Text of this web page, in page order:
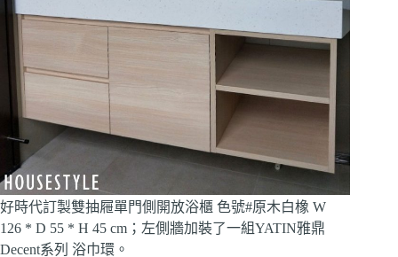
好時代訂製雙抽屜單門側開放浴櫃 色號#原木白橡 W
126 * D 55 * H 45 cm；左側牆加裝了一組YATIN雅鼎
Decent系列 浴巾環。